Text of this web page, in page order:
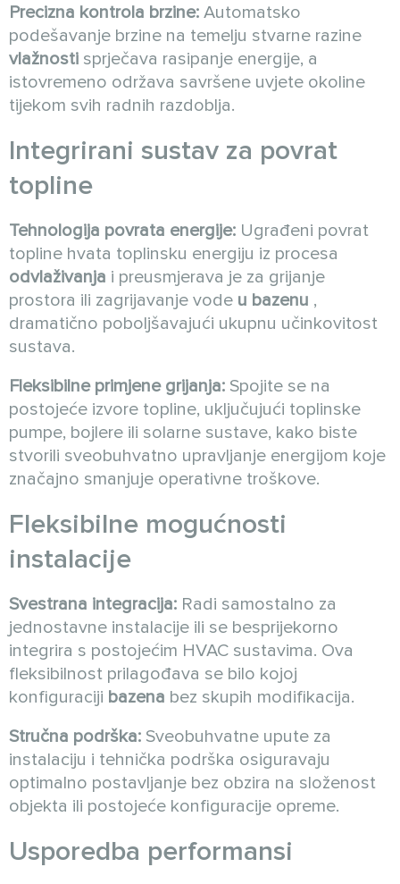
Precizna kontrola brzine: Automatsko
podešavanje brzine na temelju stvarne razine
vlažnosti sprječava rasipanje energije, a
istovremeno održava savršene uvjete okoline
tijekom svih radnih razdoblja.
Integrirani sustav za povrat
topline
Tehnologija povrata energije: Ugrađeni povrat
topline hvata toplinsku energiju iz procesa
odvlaživanja i preusmjerava je za grijanje
prostora ili zagrijavanje vode u bazenu ,
dramatično poboljšavajući ukupnu učinkovitost
sustava.
Fleksibilne primjene grijanja: Spojite se na
postojeće izvore topline, uključujući toplinske
pumpe, bojlere ili solarne sustave, kako biste
stvorili sveobuhvatno upravljanje energijom koje
značajno smanjuje operativne troškove.
Fleksibilne mogućnosti
instalacije
Svestrana integracija: Radi samostalno za
jednostavne instalacije ili se besprijekorno
integrira s postojećim HVAC sustavima. Ova
fleksibilnost prilagođava se bilo kojoj
konfiguraciji bazena bez skupih modifikacija.
Stručna podrška: Sveobuhvatne upute za
instalaciju i tehnička podrška osiguravaju
optimalno postavljanje bez obzira na složenost
objekta ili postojeće konfiguracije opreme.
Usporedba performansi